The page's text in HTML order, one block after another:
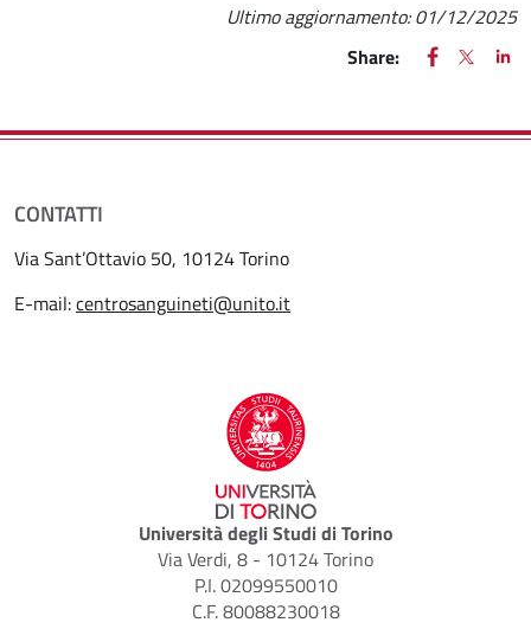
Ultimo aggiornamento:01/12/2025
Share:
FACEBOOK
(apre una
X
(apre
CONTATTI
Via Sant’Ottavio 50, 10124 Torino
E-mail:centrosanguineti@unito.it
Università degli Studi di Torino
Via Verdi, 8 - 10124 Torino
P.I. 02099550010
C.F. 80088230018